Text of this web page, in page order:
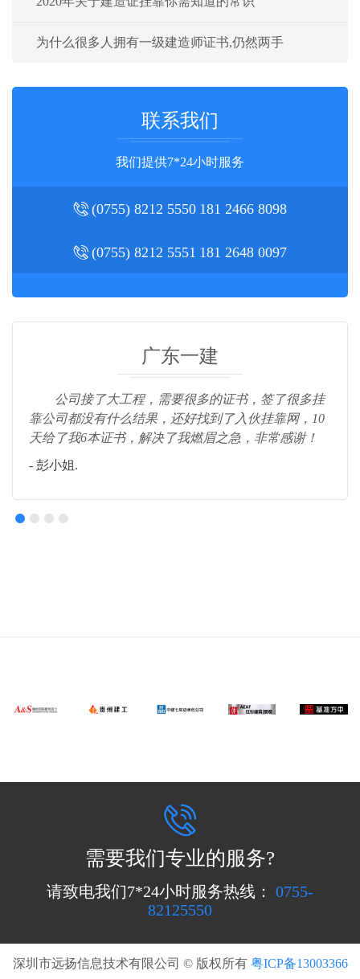
为什么很多人拥有一级建造师证书,仍然两手
联系我们
我们提供7*24小时服务
(0755) 8212 5550 181 2466 8098
(0755) 8212 5551 181 2648 0097
广东一建
公司接了大工程，需要很多的证书，签了很多挂
靠公司都没有什么结果，还好找到了入伙挂靠网，10
天给了我6本证书，解决了我燃眉之急，非常感谢！
- 彭小姐.
需要我们专业的服务?
请致电我们7*24小时服务热线： 0755-
82125550
深圳市远扬信息技术有限公司 © 版权所有 粤ICP备13003366